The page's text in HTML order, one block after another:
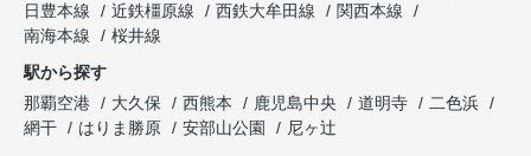
日豊本線
近鉄橿原線 西鉄大牟田線
関西本線
南海本線
桜井線
駅から探す
那覇空港
大久保 西熊本 鹿児島中央 道明寺
二色浜
網干
はりま勝原 安部山公園 尼ヶ辻